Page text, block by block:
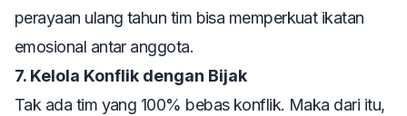
perayaan ulang tahun tim bisa memperkuat ikatan
emosional antar anggota.
7. Kelola Konflik dengan Bijak
Tak ada tim yang 100% bebas konflik. Maka dari itu,